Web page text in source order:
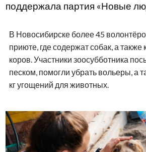
поддержала партия «Новые
В Новосибирске более 45
приюте, где содержат собак, а также
коров. Участники зоосубботника
песком, помогли убрать вольеры, а
кг угощений для животных.